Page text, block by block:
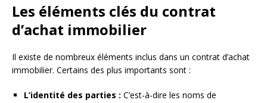
Les éléments clés du contrat
d’achat immobilier
Il existe de nombreux éléments inclus dans un contrat d’achat
immobilier. Certains des plus importants sont :
L’identité des parties : C’est-à-dire les noms de